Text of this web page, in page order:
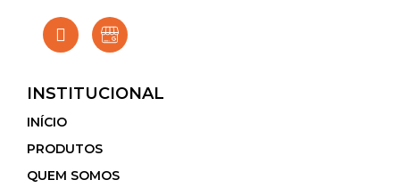
INSTITUCIONAL
INÍCIO
PRODUTOS
QUEM SOMOS